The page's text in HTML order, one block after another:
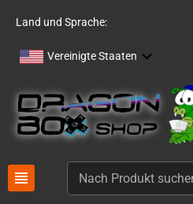
Land und Sprache:
Vereinigte Staaten
view_headline